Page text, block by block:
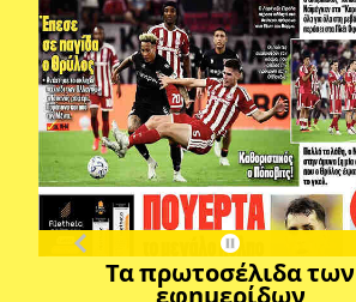
Τα πρωτοσέλιδα των
εφημερίδων